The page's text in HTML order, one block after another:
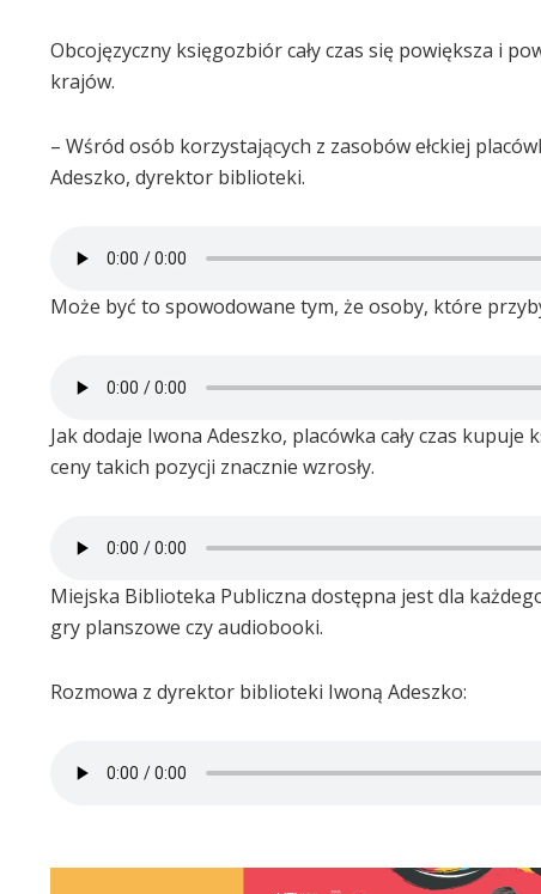
Obcojęzyczny księgozbiór cały czas się powiększa i
krajów.
– Wśród osób korzystających z zasobów ełckiej
Adeszko, dyrektor biblioteki.
Może być to spowodowane tym, że osoby, które
Jak dodaje Iwona Adeszko, placówka cały czas
ceny takich pozycji znacznie wzrosły.
Miejska Biblioteka Publiczna dostępna jest dla
gry planszowe czy audiobooki.
Rozmowa z dyrektor biblioteki Iwoną Adeszko: